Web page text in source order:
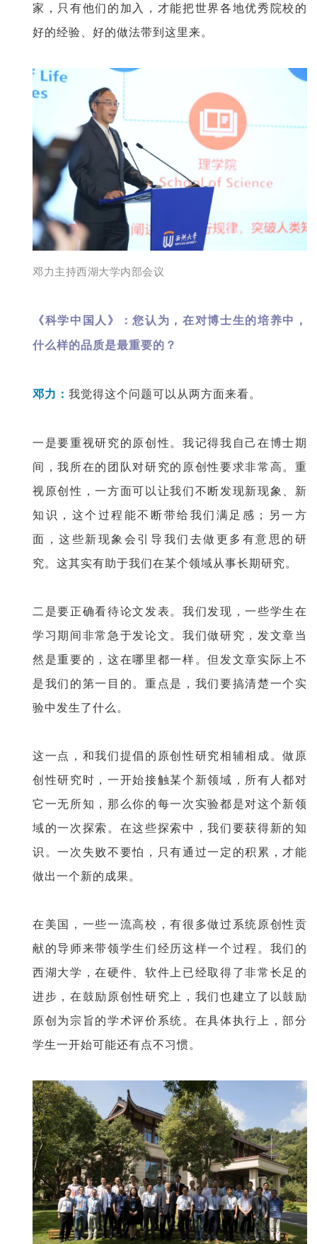
家，只有他们的加入，才能把世界各地优秀院校的
好的经验、好的做法带到这里来。
邓力主持西湖大学内部会议
《科学中国人》：您认为，在对博士生的培养中，
什么样的品质是最重要的？
邓力： 我觉得这个问题可以从两方面来看。
一是要重视研究的原创性。我记得我自己在博士期
间，我所在的团队对研究的原创性要求非常高。重
视原创性，一方面可以让我们不断发现新现象、新
知识，这个过程能不断带给我们满足感；另一方
面，这些新现象会引导我们去做更多有意思的研
究。这其实有助于我们在某个领域从事长期研究。
二是要正确看待论文发表。我们发现，一些学生在
学习期间非常急于发论文。我们做研究，发文章当
然是重要的，这在哪里都一样。但发文章实际上不
是我们的第一目的。重点是，我们要搞清楚一个实
验中发生了什么。
这一点，和我们提倡的原创性研究相辅相成。做原
创性研究时，一开始接触某个新领域，所有人都对
它一无所知，那么你的每一次实验都是对这个新领
域的一次探索。在这些探索中，我们要获得新的知
识。一次失败不要怕，只有通过一定的积累，才能
做出一个新的成果。
在美国，一些一流高校，有很多做过系统原创性贡
献的导师来带领学生们经历这样一个过程。我们的
西湖大学，在硬件、软件上已经取得了非常长足的
进步，在鼓励原创性研究上，我们也建立了以鼓励
原创为宗旨的学术评价系统。在具体执行上，部分
学生一开始可能还有点不习惯。